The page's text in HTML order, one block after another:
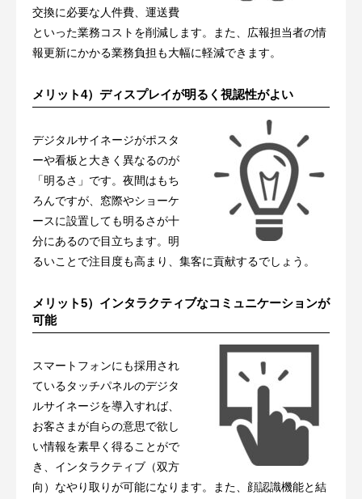
交換に必要な人件費、運送費
といった業務コストを削減します。また、広報担当者の情
報更新にかかる業務負担も大幅に軽減できます。
メリット4）ディスプレイが明るく視認性がよい
デジタルサイネージがポスタ
ーや看板と大きく異なるのが
「明るさ」です。夜間はもち
ろんですが、窓際やショーケ
ースに設置しても明るさが十
分にあるので目立ちます。明
るいことで注目度も高まり、集客に貢献するでしょう。
メリット5）インタラクティブなコミュニケーションが
可能
スマートフォンにも採用され
ているタッチパネルのデジタ
ルサイネージを導入すれば、
お客さまが自らの意思で欲し
い情報を素早く得ることがで
き、インタラクティブ（双方
向）なやり取りが可能になります。また、顔認識機能と結